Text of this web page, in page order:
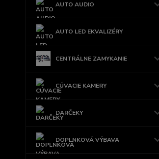
AUTO AUDIO
AUTO LED EKVALIZÉRY
CENTRÁLNE ZAMYKANIE
CÚVACIE KAMERY
DARČEKY
DOPLNKOVÁ VÝBAVA